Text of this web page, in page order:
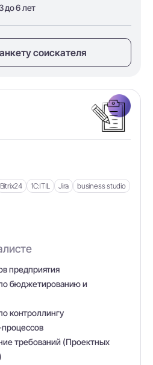
до 6 лет
соискателя
Bitrix24 1С:ITIL Jira
business studio
предприятия
бюджетированию и
контроллингу
требований (Проектных